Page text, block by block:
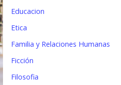
Educacion
Etica
Familia y Relaciones Humanas
Ficción
Filosofia